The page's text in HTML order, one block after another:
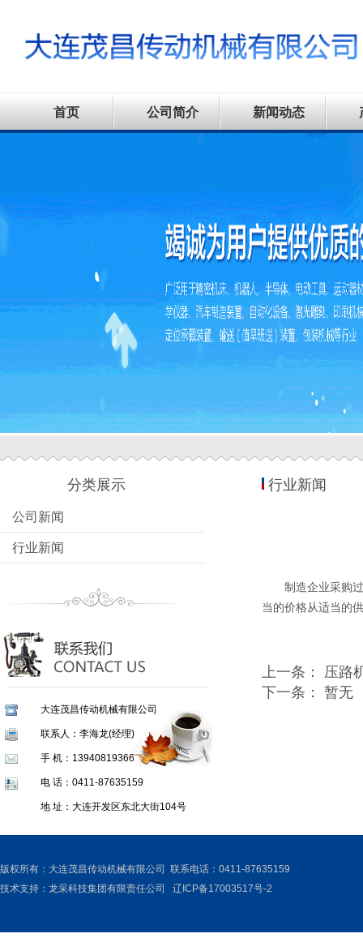
首页 公司简介 新闻动态
分类展示
公司新闻
行业新闻
大连茂昌传动机械有限公司
联系人：李海龙(经理)
手 机：13940819366
电 话：0411-87635159
地 址：大连开发区东北大街104号
行业新闻
制造企业采购
当的价格从适当的
上一条： 压路
下一条： 暂无
版权所有：大连茂昌传动机械有限公司 联系电话：0411-87635159
技术支持： 龙采科技集团有限责任公司 辽ICP备17003517号-2